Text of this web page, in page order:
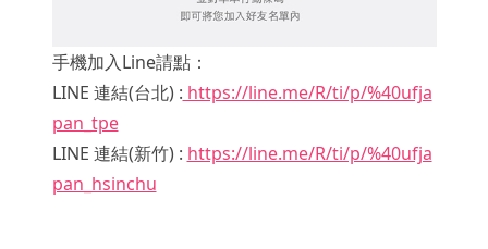
手機加入Line請點：
LINE 連結(台北) : https://line.me/R/ti/p/%40ufja
pan_tpe
LINE 連結(新竹) : https://line.me/R/ti/p/%40ufja
pan_hsinchu